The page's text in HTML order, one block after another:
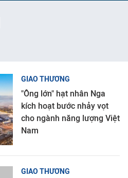
GIAO THƯƠNG
"Ông lớn" hạt nhân Nga
kích hoạt bước nhảy vọt
cho ngành năng lượng Việt
Nam
GIAO THƯƠNG